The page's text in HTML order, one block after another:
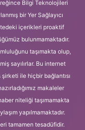
Bilgi Teknolojileri
bir Yer Sağlayıcı
içerikleri proaktif
bulunmamaktadır.
taşımakta olup,
sayılırlar. Bu internet
ile hiçbir bağlantısı
makaleler
niteliği taşımamakta
yapılmamaktadır.
tamamen tesadüfidir.